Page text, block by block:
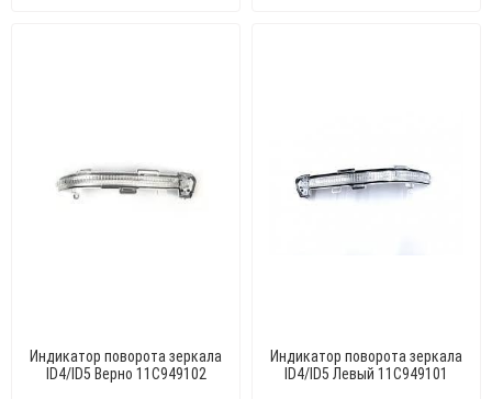
Индикатор поворота зеркала
ID4/ID5 Верно 11C949102
Индикатор поворота зеркала
ID4/ID5 Левый 11C949101